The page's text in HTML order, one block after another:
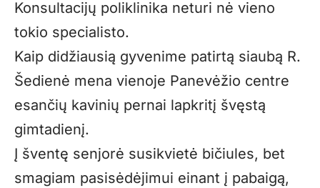
Konsultacijų poliklinika neturi nė vieno
tokio specialisto.
Kaip didžiausią gyvenime patirtą siaubą R.
Šedienė mena vienoje Panevėžio centre
esančių kavinių pernai lapkritį švęstą
gimtadienį.
Į šventę senjorė susikvietė bičiules, bet
smagiam pasisėdėjimui einant į pabaigą,